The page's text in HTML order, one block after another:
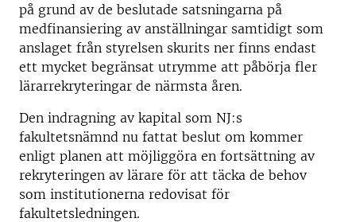
på grund av de beslutade satsningarna på
medfinansiering av anställningar samtidigt som
anslaget från styrelsen skurits ner finns endast
ett mycket begränsat utrymme att påbörja fler
lärarrekryteringar de närmsta åren.
Den indragning av kapital som NJ:s
fakultetsnämnd nu fattat beslut om kommer
enligt planen att möjliggöra en fortsättning av
rekryteringen av lärare för att täcka de behov
som institutionerna redovisat för
fakultetsledningen.